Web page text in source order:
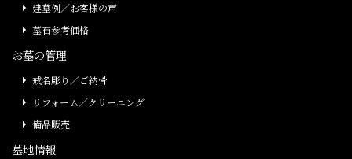
建墓例／お客様の声
墓石参考価格
お墓の管理
戒名彫り／ご納骨
リフォーム／クリーニング
備品販売
墓地情報